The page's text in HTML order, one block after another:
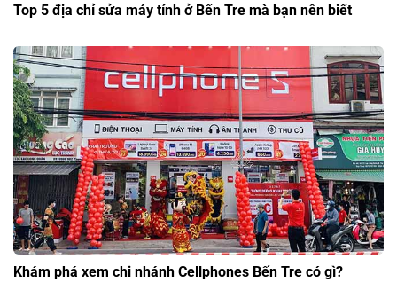
Top 5 địa chỉ sửa máy tính ở Bến Tre mà bạn nên biết
Khám phá xem chi nhánh Cellphones Bến Tre có gì?